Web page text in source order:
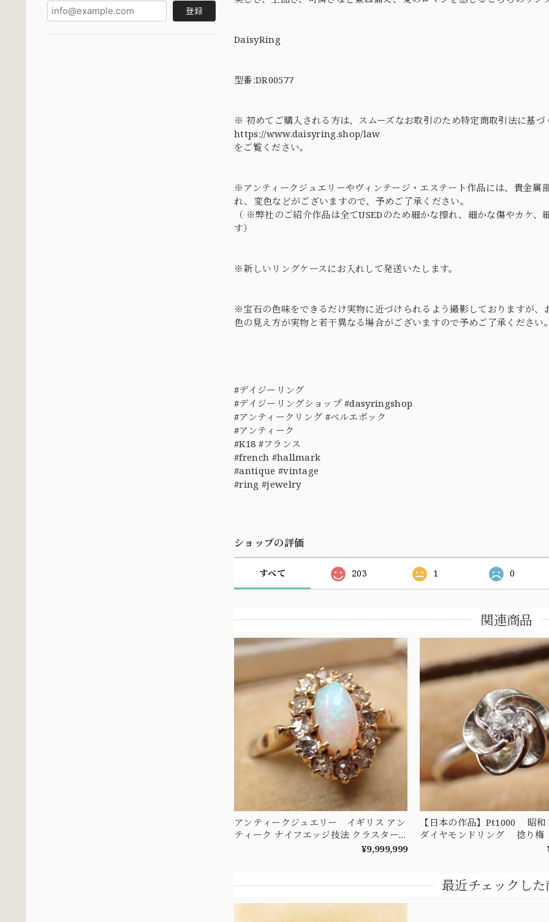
登録
DaisyRing
型番:DR00577
※ 初めてご購入される方は、スムーズなお取引のため特定商取引法に基
https://www.daisyring.shop/law
をご覧ください。
※アンティークジュエリーやヴィンテージ・エステート作品には、貴金
れ、変色などがございますので、予めご了承ください。
（ ※弊社のご紹介作品は全てUSEDのため細かな擦れ、細かな傷やカケ
す）
※新しいリングケースにお入れして発送いたします。
※宝石の色味をできるだけ実物に近づけられるよう撮影しておりますが
色の見え方が実物と若干異なる場合がございますので予めご了承ください
#デイジーリング
#デイジーリングショップ #dasyringshop
#アンティークリング #ベルエポック
#アンティーク
#K18 #フランス
#french #hallmark
#antique #vintage
#ring #jewelry
ショップの評価
すべて 203 1 0
関連商品
アンティークジュエリー イギリス アン
ティーク ナイフエッジ技法 クラスター
取り巻きデザイン リング K18 オパール
¥9,999,999
【日本の作品】Pt1000 昭
ダイヤモンドリング 捻り梅
梅） 和彫り 吉祥文様 ～楚
最近チェックし